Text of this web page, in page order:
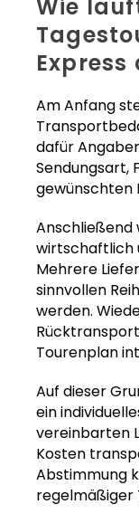
Wie
Express
Am Anfang
dafür
Sendungsart,
gewünschten
Anschließend
wirtschaftlich
Mehrere
sinnvollen
werden.
Tourenplan
Auf dieser
ein
vereinbarten
Kosten
Abstimmung
regelmäßiger